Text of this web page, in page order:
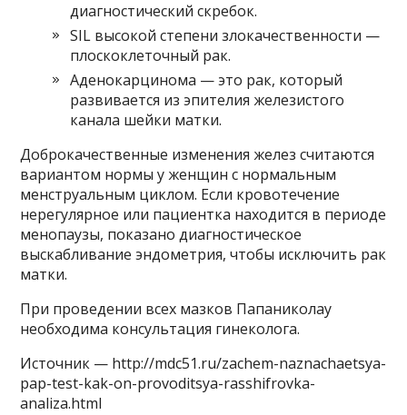
диагностический скребок.
SIL высокой степени злокачественности —
плоскоклеточный рак.
Аденокарцинома — это рак, который
развивается из эпителия железистого
канала шейки матки.
Доброкачественные изменения желез считаются
вариантом нормы у женщин с нормальным
менструальным циклом. Если кровотечение
нерегулярное или пациентка находится в периоде
менопаузы, показано диагностическое
выскабливание эндометрия, чтобы исключить рак
матки.
При проведении всех мазков Папаниколау
необходима консультация гинеколога.
Источник — http://mdc51.ru/zachem-naznachaetsya-
pap-test-kak-on-provoditsya-rasshifrovka-
analiza.html